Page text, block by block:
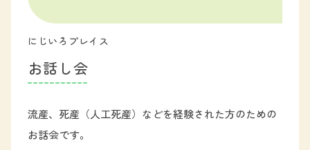
にじいろプレイス
お話 し会
流産、死産（人工死産）などを経験された方のための
お話会です。